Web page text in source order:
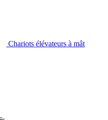
Chariots élévateurs à mât